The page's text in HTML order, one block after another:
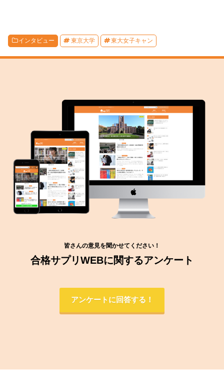
インタビュー 東京大学 東大女子キャン
皆さんの意見を聞かせてください！
合格サプリWEBに関するアンケート
アンケートに回答する！